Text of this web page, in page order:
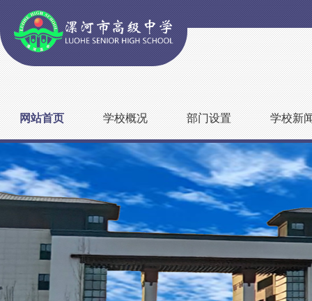
网站首页 学校概况 部门设置 学校新